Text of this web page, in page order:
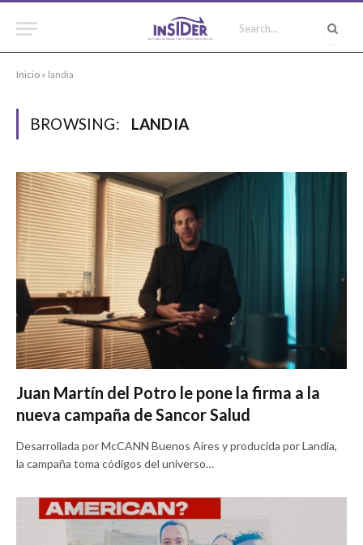
Inicio » landia
BROWSING: LANDIA
Juan Martín del Potro le pone la firma a la
nueva campaña de Sancor Salud
Desarrollada por McCANN Buenos Aires y producida por Landia,
la campaña toma códigos del universo…